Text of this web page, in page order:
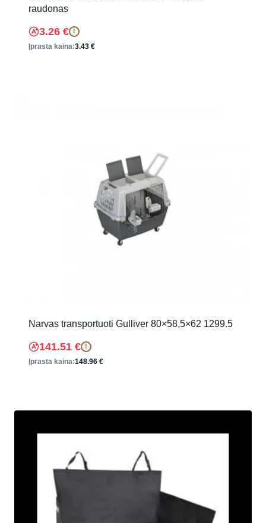
raudonas
3.26 € !
Įprasta kaina:3.43 €
Narvas transportuoti Gulliver 80×58,5×62 1299.5
141.51 € !
Įprasta kaina:148.96 €